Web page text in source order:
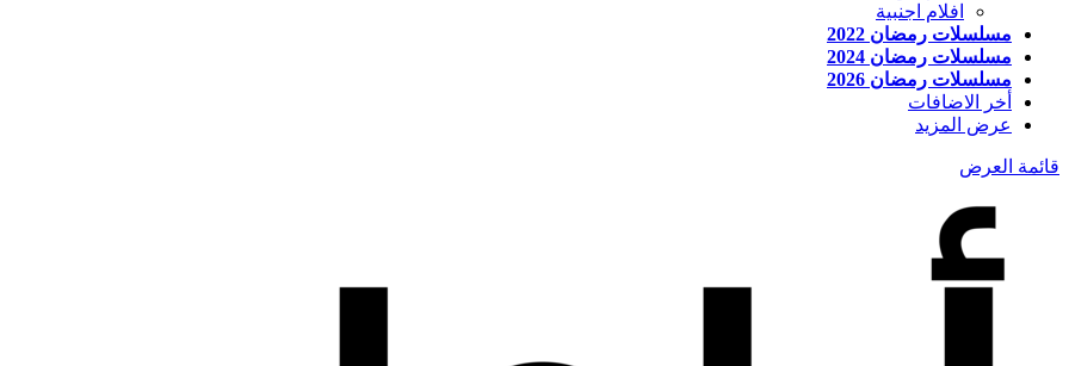
افلام اجنبية
مسلسلات رمضان 2022
مسلسلات رمضان 2024
مسلسلات رمضان 2026
أخر الاضافات
عرض المزيد
قائمة العرض